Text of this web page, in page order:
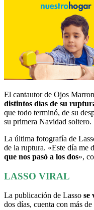
El cantautor de Ojos
distintos días de su
que todo terminó, de su
su primera Navidad soltero.
La última fotografía de
de la ruptura. «Este día me
que nos pasó a los dos»,
LASSO VIRAL
La publicación de Lasso se
dos días, cuenta con más